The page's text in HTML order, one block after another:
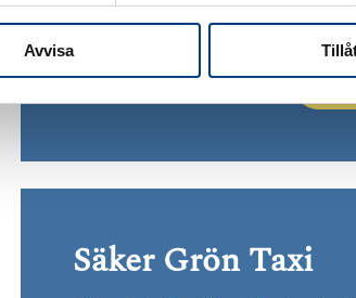
Avvisa
Läs
Säker Grön Taxi